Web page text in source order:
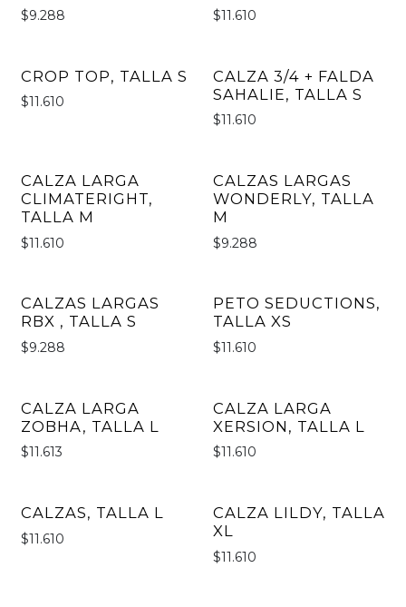
$9.288 $11.610
CROP TOP, TALLA S
$11.610
CALZA 3/4 + FALDA
SAHALIE, TALLA S
$11.610
CALZA LARGA
CLIMATERIGHT,
TALLA M
$11.610
CALZAS LARGAS
WONDERLY, TALLA
M
$9.288
CALZAS LARGAS
RBX , TALLA S
$9.288
PETO SEDUCTIONS,
TALLA XS
$11.610
CALZA LARGA
ZOBHA, TALLA L
$11.613
CALZA LARGA
XERSION, TALLA L
$11.610
CALZAS, TALLA L
$11.610
CALZA LILDY, TALLA
XL
$11.610